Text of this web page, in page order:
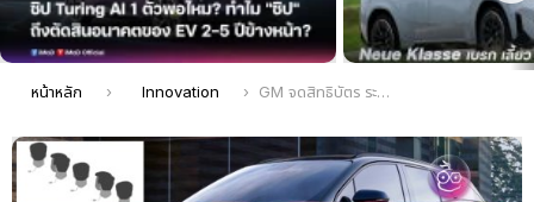
คุณอยู่ที่นี่:
หน้าหลัก Innovation GM จดสิทธิบัตร ระบบรถเปลี่ยนเลนอัตโนมัติ ตามทิศการหันหน้า เหมือนกับใน BMW iX3 2026